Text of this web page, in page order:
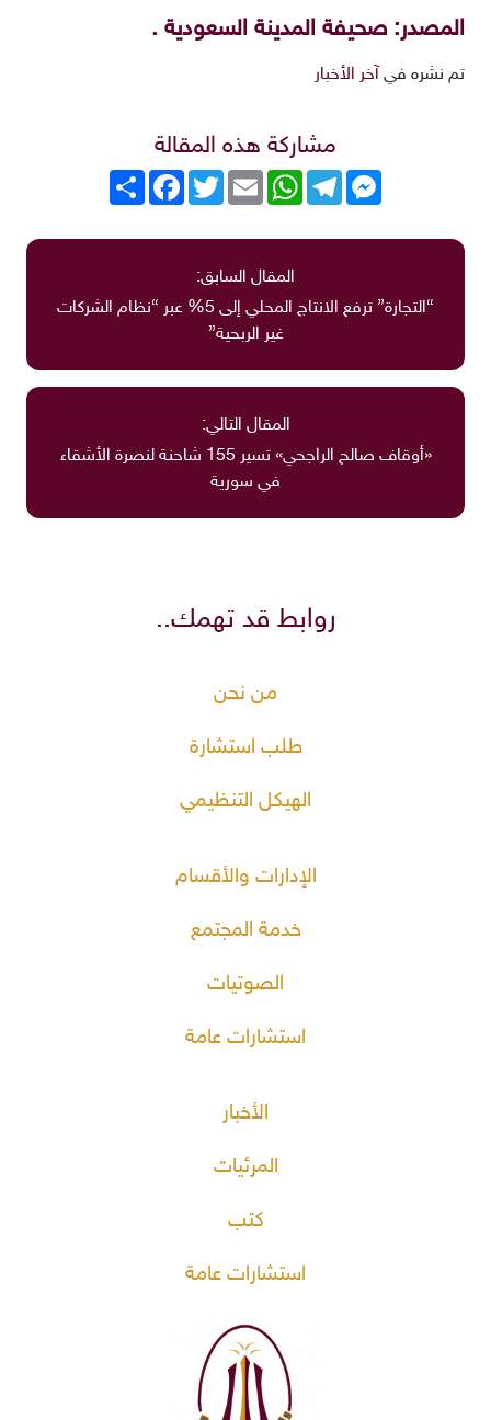
المصدر: صحيفة المدينة السعودية .
تم نشره في آخر الأخبار
مشاركة هذه المقالة
انشر
FacebookTwitterEmail
WhatsAppTelegram
Messenger
المقال السابق:
“التجارة” ترفع الانتاج المحلي إلى 5% عبر “نظام الشركات
غير الربحية”
المقال التالي:
«أوقاف صالح الراجحي» تسير 155 شاحنة لنصرة الأشقاء
في سورية
روابط قد تهمك..
من نحن
طلب استشارة
الهيكل التنظيمي
الإدارات والأقسام
خدمة المجتمع
الصوتيات
استشارات عامة
الأخبار
المرئيات
كتب
استشارات عامة